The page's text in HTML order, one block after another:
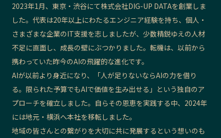
お問い合わせ 会社概要
2023年1月、東京・渋谷にて株式会社DIG-UP DATAを創業しま
した。代表は20年以上にわたるエンジニア経験を持ち、個人・
さまざまな企業のIT支援を志しましたが、少数精鋭ゆえの人材
不足に直面し、成長の壁にぶつかりました。転機は、以前から
携わっていた昨今のAIの飛躍的な進化です。
AIが以前より身近になり、「人が足りないならAIの力を借り
る。限られた予算でもAIで価値を生み出せる」という独自のア
プローチを確立しました。自らその恩恵を実践する中、2024年
には地元・横浜へ本社を移転しました。
地域の皆さんとの繋がりを大切に共に発展するという想いのも